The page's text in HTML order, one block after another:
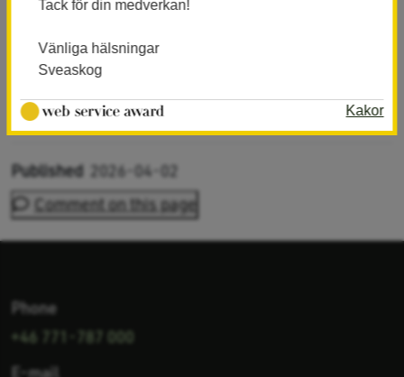
Book Anudden (pitch 22-23)
Published 2026-04-02
Comment on this page
Phone
+46 771-787 000
E-mail
Tack för din medverkan!
Vänliga hälsningar
Sveaskog
Kakor